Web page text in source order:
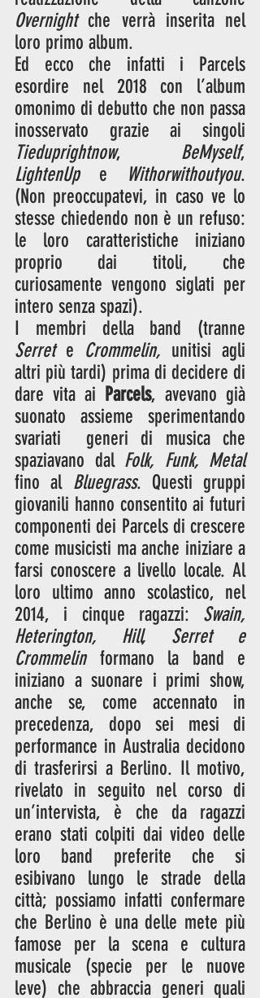
Overnight che verrà inserita nel
loro primo album.
Ed ecco che infatti i Parcels
esordire nel 2018 con l’album
omonimo di debutto che non passa
Tieduprightnow, BeMyself
LightenUp e Withorwithoutyou.
(Non preoccupatevi, in caso ve lo
stesse chiedendo non è un refuso:
le loro caratteristiche iniziano
proprio dai titoli, che
curiosamente vengono siglati per
intero senza spazi).
Serret e Crommelin, unitisi agli
altri più tardi) prima di decidere di
dare vita ai Parcels, avevano già
suonato assieme sperimentando
svariati  generi di musica che
spaziavano dal
Folk, Funk, Metal
fino al Bluegrass. Questi gruppi
giovanili hanno consentito ai futuri
componenti dei Parcels di crescere
come musicisti ma anche iniziare a
farsi conoscere a livello locale. Al
loro ultimo anno scolastico, nel
2014, i cinque ragazzi: Swain,
Heterington, Hill, Serret e
Crommelin formano
la band e
iniziano a suonare i primi show,
anche se, come accennato in
precedenza, dopo sei mesi di
performance in Australia decidono
di trasferirsi a Berlino. Il motivo,
rivelato in seguito nel corso di
un’intervista, è che da ragazzi
erano stati colpiti dai video delle
loro band preferite che si
esibivano lungo le strade della
città; possiamo infatti confermare
che Berlino è una delle mete più
famose per la scena e cultura
musicale (specie per le nuove